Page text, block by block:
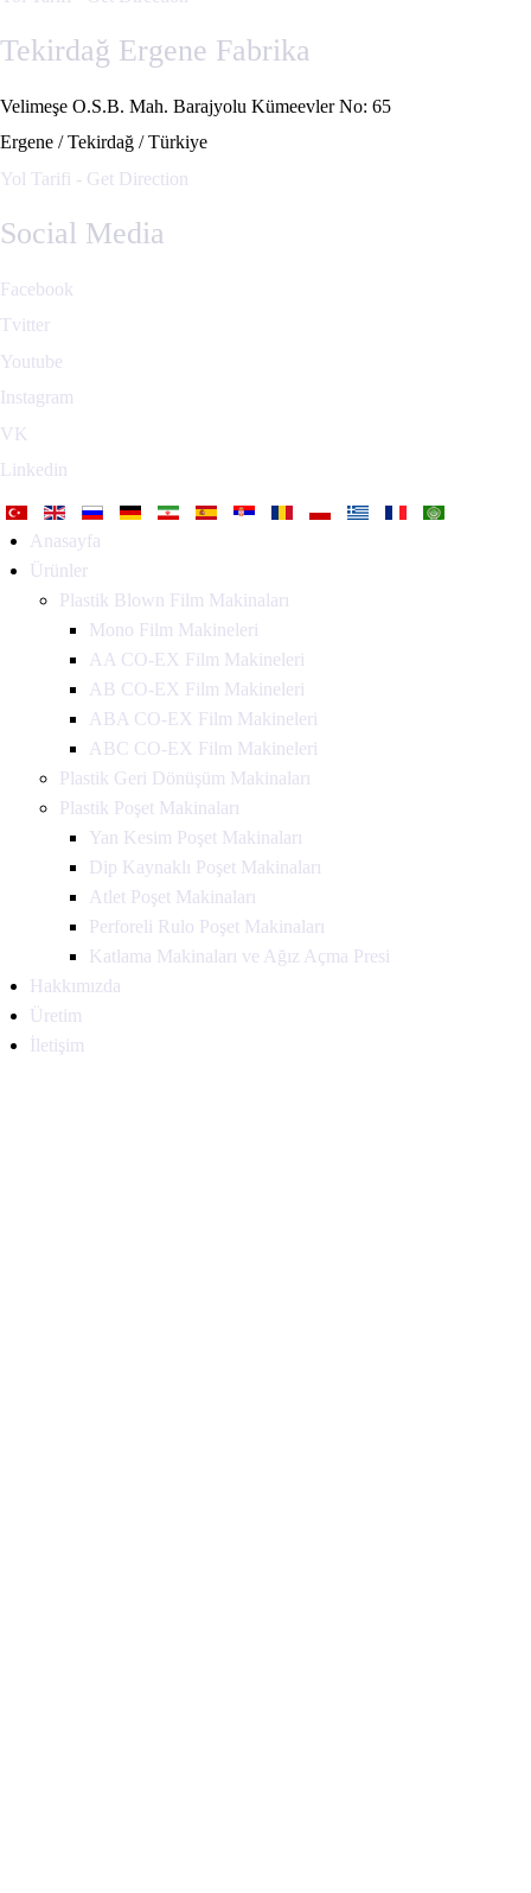
Tekirdağ Ergene Fabrika
Velimeşe O.S.B. Mah. Barajyolu Kümeevler No: 65
Ergene / Tekirdağ / Türkiye
Yol Tarifi - Get Direction
Social Media
Facebook
Tvitter
Youtube
Instagram
VK
Linkedin
Anasayfa
Ürünler
Plastik Blown Film Makinaları
Mono Film Makineleri
AA CO-EX Film Makineleri
AB CO-EX Film Makineleri
ABA CO-EX Film Makineleri
ABC CO-EX Film Makineleri
Plastik Geri Dönüşüm Makinaları
Plastik Poşet Makinaları
Yan Kesim Poşet Makinaları
Dip Kaynaklı Poşet Makinaları
Atlet Poşet Makinaları
Perforeli Rulo Poşet Makinaları
Katlama Makinaları ve Ağız Açma Presi
Hakkımızda
Üretim
İletişim